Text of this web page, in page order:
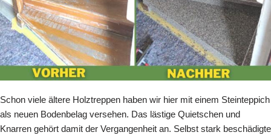
Schon viele ältere Holztreppen haben wir hier mit einem Steinteppich
als neuen Bodenbelag versehen. Das lästige Quietschen und
Knarren gehört damit der Vergangenheit an. Selbst stark beschädigte